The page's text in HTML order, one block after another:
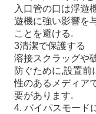
入口管の口は浮遊
遊機に強い影響を
ことを避ける.
3清潔で保護する
溶接スクラッグや
防ぐために,設置前
性のあるメディア
要があります.
4. バイパスモード